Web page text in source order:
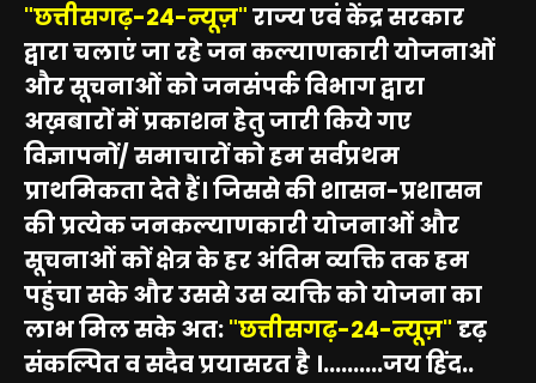
"छत्तीसगढ़-24-न्यूज़"राज्य एवं केंद्र सरकार
द्वारा चलाएं जा रहे जन कल्याणकारी योजनाओं
और सूचनाओं को जनसंपर्क विभाग द्वारा
अख़बारों में प्रकाशन हेतु जारी किये गए
विज्ञापनों/ समाचारों को हम सर्वप्रथम
प्राथमिकता देते हैं। जिससे की शासन-प्रशासन
की प्रत्येक जनकल्याणकारी योजनाओं और
सूचनाओं कों क्षेत्र के हर अंतिम व्यक्ति तक हम
पहुंचा सके और उससे उस व्यक्ति को योजना का
लाभ मिल सके अत:"छत्तीसगढ़-24-न्यूज़"दृढ़
संकल्पित व सदैव प्रयासरत है ।..........जय हिंद..